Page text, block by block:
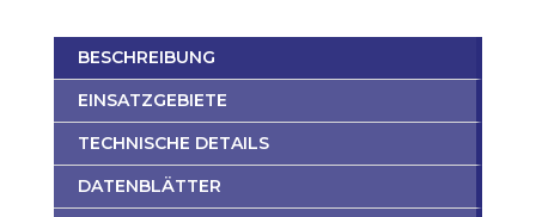
BESCHREIBUNG
EINSATZGEBIETE
TECHNISCHE DETAILS
DATENBLÄTTER